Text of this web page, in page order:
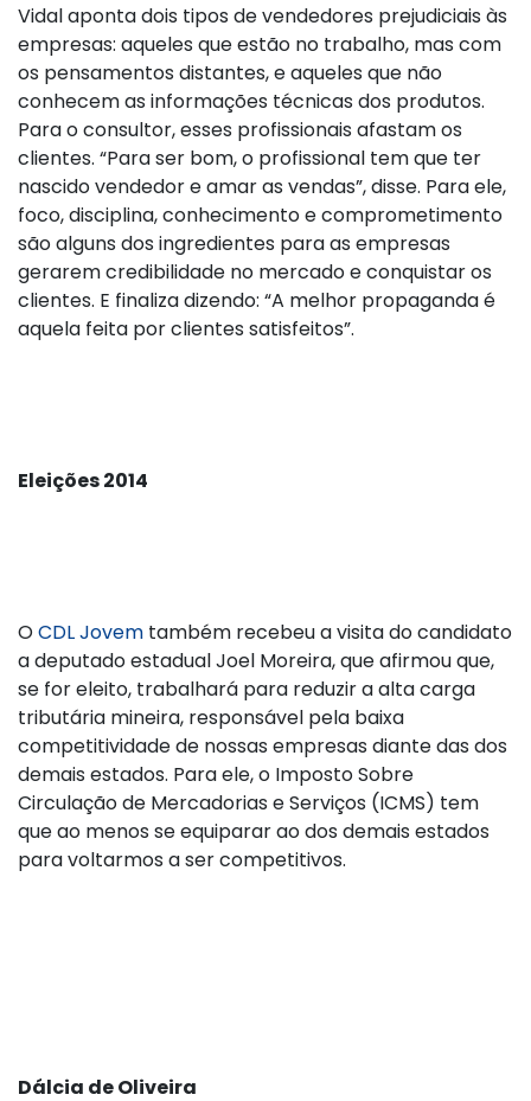
Vidal aponta dois tipos de vendedores prejudiciais às
empresas: aqueles que estão no trabalho, mas com
os pensamentos distantes, e aqueles que não
conhecem as informações técnicas dos produtos.
Para o consultor, esses profissionais afastam os
clientes. “Para ser bom, o profissional tem que ter
nascido vendedor e amar as vendas”, disse. Para ele,
foco, disciplina, conhecimento e comprometimento
são alguns dos ingredientes para as empresas
gerarem credibilidade no mercado e conquistar os
clientes. E finaliza dizendo: “A melhor propaganda é
aquela feita por clientes satisfeitos”.
Eleições 2014
OCDL Jovem também recebeu a visita do candidato
a deputado estadual Joel Moreira, que afirmou que,
se for eleito, trabalhará para reduzir a alta carga
tributária mineira, responsável pela baixa
competitividade de nossas empresas diante das dos
demais estados. Para ele, o Imposto Sobre
Circulação de Mercadorias e Serviços (ICMS) tem
que ao menos se equiparar ao dos demais estados
para voltarmos a ser competitivos.
Dálcia de Oliveira